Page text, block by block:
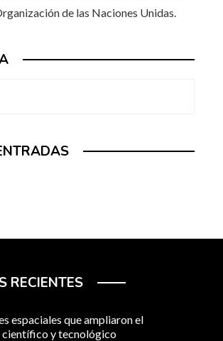
de las Naciones Unidas
RECIENTES
espaciales que ampliaron el
y tecnológico